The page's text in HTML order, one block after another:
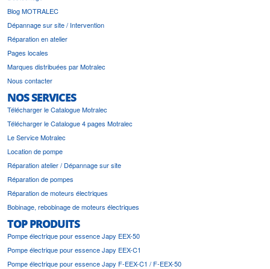
Blog MOTRALEC
Dépannage sur site / Intervention
Réparation en atelier
Pages locales
Marques distribuées par Motralec
Nous contacter
NOS SERVICES
Télécharger le Catalogue Motralec
Télécharger le Catalogue 4 pages Motralec
Le Service Motralec
Location de pompe
Réparation atelier / Dépannage sur site
Réparation de pompes
Réparation de moteurs électriques
Bobinage, rebobinage de moteurs électriques
TOP PRODUITS
Pompe électrique pour essence Japy EEX-50
Pompe électrique pour essence Japy EEX-C1
Pompe électrique pour essence Japy F-EEX-C1 / F-EEX-50